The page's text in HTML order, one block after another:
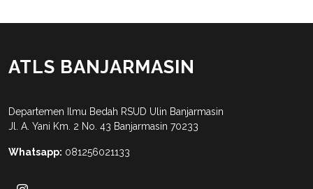
ATLS BANJARMASIN
Departemen Ilmu Bedah RSUD Ulin Banjarmasin
Jl. A. Yani Km. 2 No. 43 Banjarmasin 70233
Whatsapp: 081256021133